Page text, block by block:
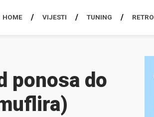
HOME VIJESTI TUNING RETRO
ponosa do